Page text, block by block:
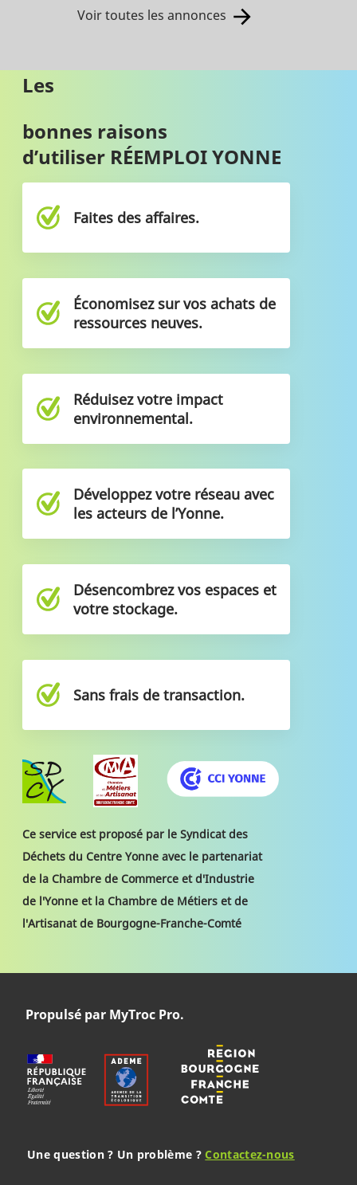
Voir toutes les annonces
Les
bonnes raisons
d’utiliser RÉEMPLOI YONNE
Faites des affaires.
Économisez sur vos achats de
ressources neuves.
Réduisez votre impact
environnemental.
Développez votre réseau avec
les acteurs de l’Yonne.
Désencombrez vos espaces et
votre stockage.
Sans frais de transaction.
Ce service est proposé par le Syndicat des
Déchets du Centre Yonne avec le partenariat
de la Chambre de Commerce et d'Industrie
de l'Yonne et la Chambre de Métiers et de
l'Artisanat de Bourgogne-Franche-Comté
Propulsé par MyTroc Pro.
Une question ? Un problème ?Contactez-nous